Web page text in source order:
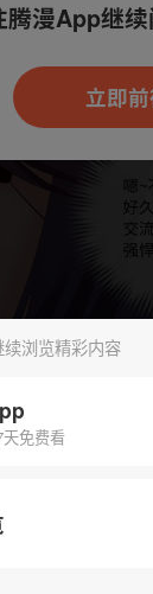
腾漫App
续浏览精彩内容
免费看
App阅读，可打
户7天免费看
腾漫App继
立即